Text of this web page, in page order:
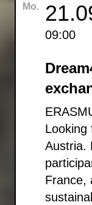
Mo.
09:00
Looking
Austria.
France,